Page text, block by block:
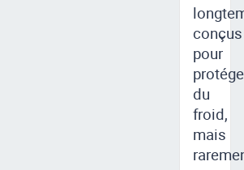
conçus
pour
du
froid,
mais